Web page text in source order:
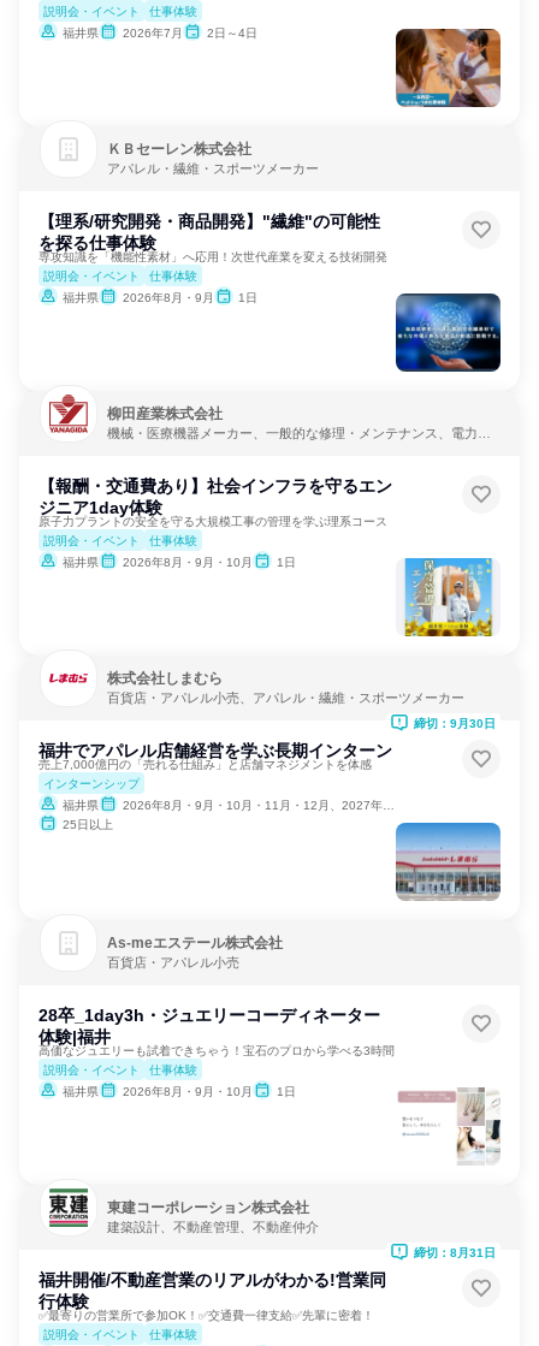
説明会・イベント
仕事体験
福井県
2026年7月 2日～4日
ＫＢセーレン株式会社
アパレル・繊維・スポーツメーカー
【理系/研究開発・商品開発】"繊維"の可能性
を探る仕事体験
専攻知識を「機能性素材」へ応用！次世代産業を変える技術開発
説明会・イベント
仕事体験
福井県
2026年8月・9月 1日
柳田産業株式会社
機械・医療機器メーカー、一般的な修理・メンテナンス、電力・
【報酬・交通費あり】社会インフラを守るエン
ジニア1day体験
原子力プラントの安全を守る大規模工事の管理を学ぶ理系コース
説明会・イベント
仕事体験
福井県
2026年8月・9月・10月 1日
株式会社しまむら
百貨店・アパレル小売、アパレル・繊維・スポーツメーカー
福井でアパレル店舗経営を学ぶ長期インターン
売上7,000億円の「売れる仕組み」と店舗マネジメントを体感
インターンシップ
福井県
2026年8月・9月・10月・11月・12月、2027年1月
25日以上
締切：9月30日
As‐meエステール株式会社
百貨店・アパレル小売
28卒_1day3h・ジュエリーコーディネーター
体験|福井
高価なジュエリーも試着できちゃう！宝石のプロから学べる3時間
説明会・イベント
仕事体験
福井県
2026年8月・9月・10月 1日
東建コーポレーション株式会社
建築設計、不動産管理、不動産仲介
福井開催/不動産営業のリアルがわかる!営業同
行体験
✅最寄りの営業所で参加OK！✅交通費一律支給✅先輩に密着！
説明会・イベント
仕事体験
締切：8月31日